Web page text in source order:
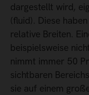
dargestellt wird,
(fluid). Diese
relative Breiten.
beispielsweise
nimmt immer 50
sichtbaren
sie auf einem